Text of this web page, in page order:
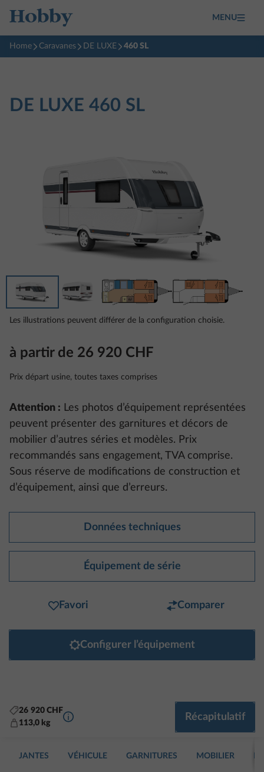
MENU
Home Caravanes DE LUXE 460 SL
DE LUXE 460 SL
Les illustrations peuvent différer de la configuration choisie.
à partir de 26 920 CHF
Prix départ usine, toutes taxes comprises
Attention : Les photos d’équipement représentées
peuvent présenter des garnitures et décors de
mobilier d’autres séries et modèles. Prix
recommandés sans engagement, TVA comprise.
Sous réserve de modifications de construction et
d’équipement, ainsi que d’erreurs.
Données techniques
Équipement de série
Favori Comparer
Configurer l’équipement
26 920 CHF
113,0 kg
Plus d’informations Récapitulatif
JANTES VÉHICULE GARNITURES MOBILIER